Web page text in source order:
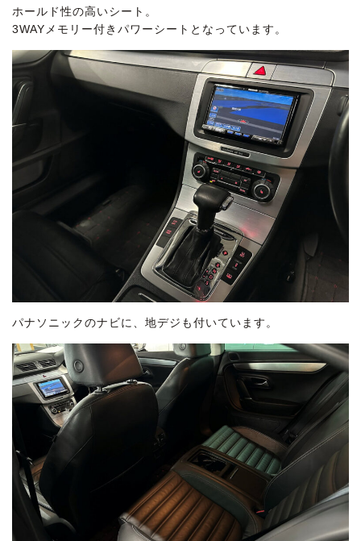
ホールド性の高いシート。
3WAYメモリー付きパワーシートとなっています。
パナソニックのナビに、地デジも付いています。